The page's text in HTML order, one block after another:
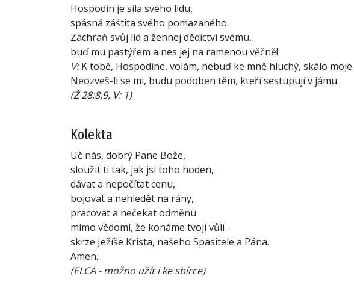
Hospodin je síla svého lidu,
spásná záštita svého pomazaného.
Zachraň svůj lid a žehnej dědictví svému,
buď mu pastýřem a nes jej na ramenou věčně!
V:K tobě, Hospodine, volám, nebuď ke mně hluchý, skálo moje.
Neozveš-li se mi, budu podoben těm, kteří sestupují v jámu.
(Ž 28:8.9, V: 1)
Kolekta
Uč nás, dobrý Pane Bože,
sloužit ti tak, jak jsi toho hoden,
dávat a nepočítat cenu,
bojovat a nehledět na rány,
pracovat a nečekat odměnu
mimo vědomí, že konáme tvoji vůli -
skrze Ježíše Krista, našeho Spasitele a Pána.
Amen.
(ELCA - možno užít i ke sbírce)